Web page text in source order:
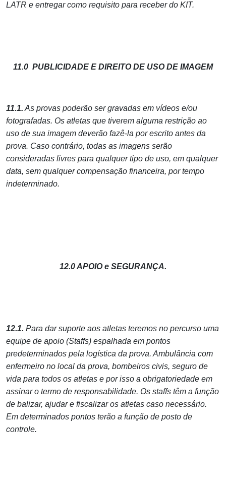
LATR e entregar como requisito para receber do KIT.
11.0 PUBLICIDADE E DIREITO DE USO DE IMAGEM
11.1. As provas poderão ser gravadas em vídeos e/ou
fotografadas. Os atletas que tiverem alguma restrição ao
uso de sua imagem deverão fazê-la por escrito antes da
prova. Caso contrário, todas as imagens serão
consideradas livres para qualquer tipo de uso, em qualquer
data, sem qualquer compensação financeira, por tempo
indeterminado.
12.0 APOIO e SEGURANÇA.
12.1. Para dar suporte aos atletas teremos no percurso uma
equipe de apoio (Staffs) espalhada em pontos
predeterminados pela logística da prova. Ambulância com
enfermeiro no local da prova, bombeiros civis, seguro de
vida para todos os atletas e por isso a obrigatoriedade em
assinar o termo de responsabilidade. Os staffs têm a função
de balizar, ajudar e fiscalizar os atletas caso necessário.
Em determinados pontos terão a função de posto de
controle.